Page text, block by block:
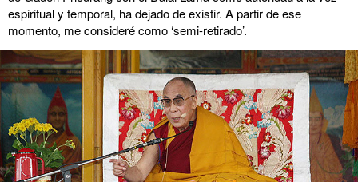
espiritual y temporal, ha dejado de existir. A partir de ese
momento, me consideré como ‘semi-retirado’.